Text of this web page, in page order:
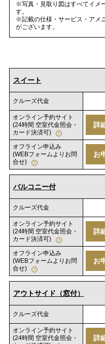
※写真・見取り図はすべてイメ
す。
※記載の仕様・サービス・アメ
がございます。
スイート
クルーズ代金
オンライン予約サイト
(24時間 空室代金照会・
カード決済可)
詳
オフライン申込み
(WEBフォームよりお問
合せ)
お
バルコニー付
クルーズ代金
オンライン予約サイト
(24時間 空室代金照会・
カード決済可)
詳
オフライン申込み
(WEBフォームよりお問
合せ)
お
アウトサイド（窓付）
クルーズ代金
オンライン予約サイト
(24時間 空室代金照会・
詳